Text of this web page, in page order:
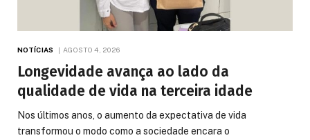
NOTÍCIAS AGOSTO 4, 2026
Longevidade avança ao lado da
qualidade de vida na terceira idade
Nos últimos anos, o aumento da expectativa de vida
transformou o modo como a sociedade encara o